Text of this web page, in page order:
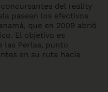
del reality
pasean los efectivos
que en 2009 abrió
El objetivo es
las Perlas, punto
en su ruta hacia